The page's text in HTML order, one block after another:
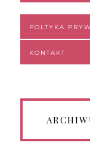
POLTYKA
KONTAKT